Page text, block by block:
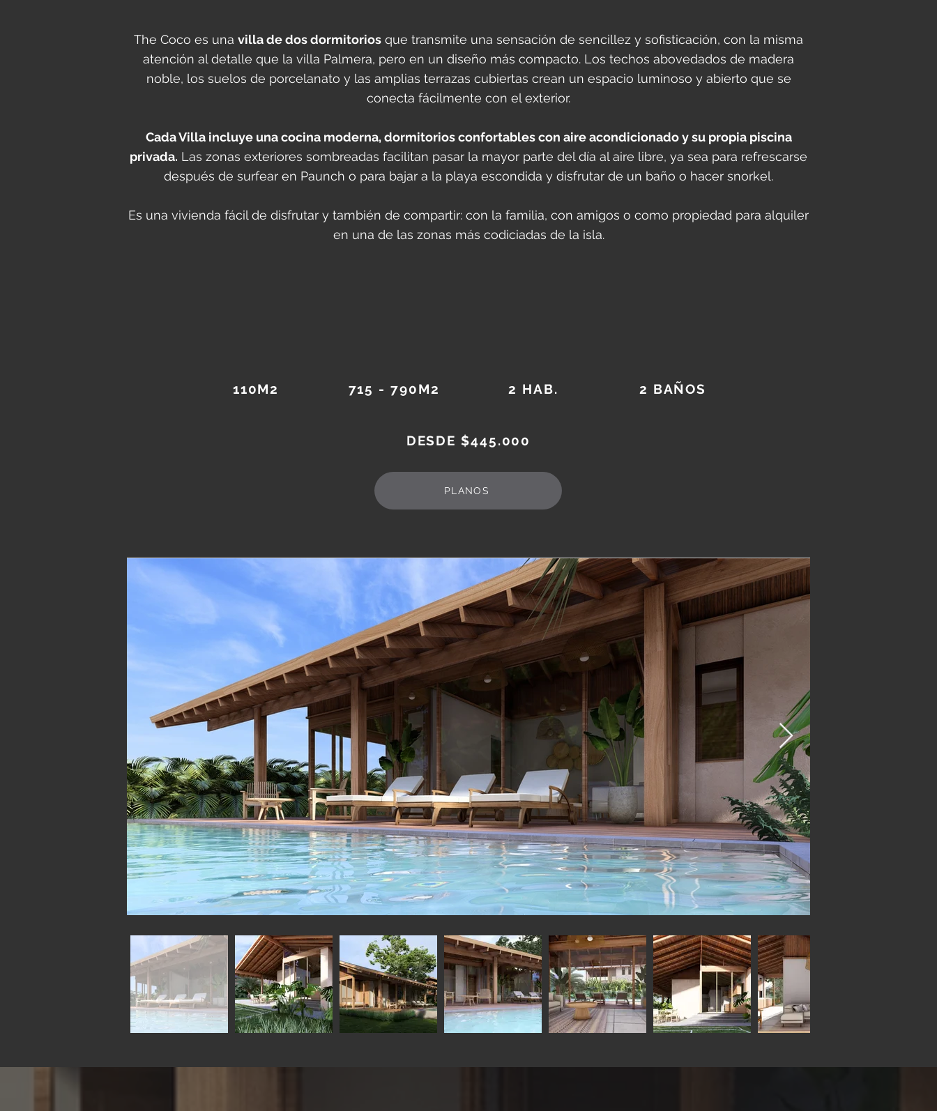
The Coco es una villa de dos dormitorios que transmite una sensación de sencillez y sofisticación, con la misma
atención al detalle que la villa Palmera, pero en un diseño más compacto. Los techos abovedados de madera
noble, los suelos de porcelanato y las amplias terrazas cubiertas crean un espacio luminoso y abierto que se
conecta fácilmente con el exterior.
Cada Villa incluye una cocina moderna, dormitorios confortables con aire acondicionado y su propia piscina
privada. Las zonas exteriores sombreadas facilitan pasar la mayor parte del día al aire libre, ya sea para refrescarse
después de surfear en Paunch o para bajar a la playa escondida y disfrutar de un baño o hacer snorkel.
Es una vivienda fácil de disfrutar y también de compartir: con la familia, con amigos o como propiedad para alquiler
en una de las zonas más codiciadas de la isla.
110M2 715 - 790M2 2 HAB. 2 BAÑOS
DESDE $445.000
PLANOS